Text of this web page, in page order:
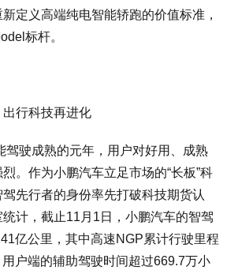
定义高端纯电智能轿跑的价值标准，
标杆。
行科技再进化
驾驶成熟的元年，用户对好用、成熟
。作为小鹏汽车立足市场的“长板”科
先行者的身份率先打破科技期货认
计，截止11月1日，小鹏汽车的智驾
亿公里，其中高速NGP累计行驶里程
户端的辅助驾驶时间超过669.7万小